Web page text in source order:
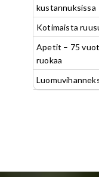
kustannuksissa
Kotimaista
Apetit – 75
ruokaa